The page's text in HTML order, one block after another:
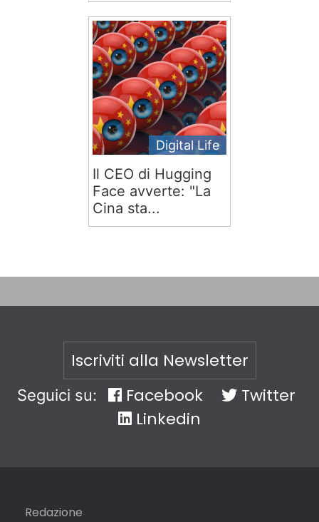
Digital Life
Il CEO di Hugging
Face avverte: "La
Cina sta...
Iscriviti alla Newsletter
Seguici su: Facebook
Twitter
Linkedin
Redazione